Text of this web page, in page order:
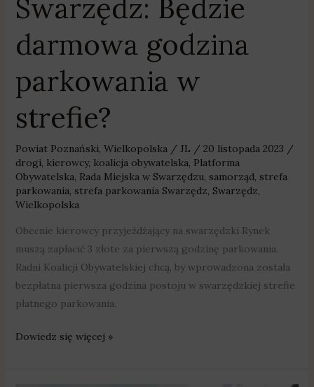
Swarzędz: Będzie
darmowa godzina
parkowania w
strefie?
Powiat Poznański, Wielkopolska/ JL / 20 listopada 2023 /
drogi, kierowcy, koalicja obywatelska, Platforma
Obywatelska, Rada Miejska w Swarzędzu, samorząd, strefa
parkowania, strefa parkowania Swarzędz, Swarzędz,
Wielkopolska
Obecnie kierowcy przyjeżdżający na swarzędzki Rynek
muszą zapłacić 3 złote za pierwszą godzinę parkowania.
Radni Koalicji Obywatelskiej chcą, by wprowadzona została
bezpłatna pierwsza godzina postoju w swarzędzkiej strefie
płatnego parkowania.
Dowiedz się więcej »